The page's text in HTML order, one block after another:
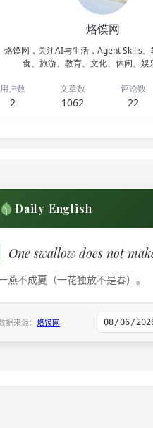
烙馍网
烙馍网，关注AI与生活，Agent Skills
食、旅游、教育、文化、休闲、娱
用户数
2
文章数
1062
评论数
22